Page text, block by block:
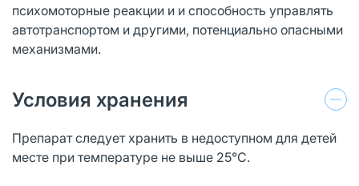
психомоторные реакции и и способность управлять
автотранспортом и другими, потенциально опасными
механизмами.
Условия хранения
Препарат следует хранить в недоступном для детей
месте при температуре не выше 25°С.